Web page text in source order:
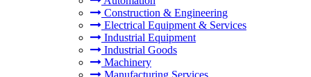
Construction & Engineering
Electrical Equipment & Services
Industrial Equipment
Industrial Goods
Machinery
Manufacturing Services